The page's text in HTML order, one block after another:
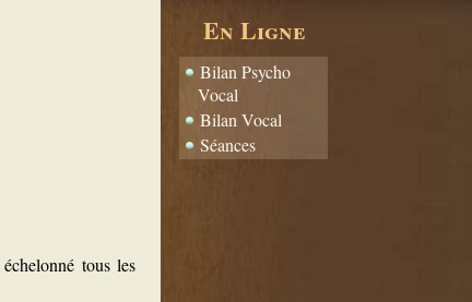
tous les
En Ligne
Bilan Psycho
Vocal
Bilan Vocal
Séances